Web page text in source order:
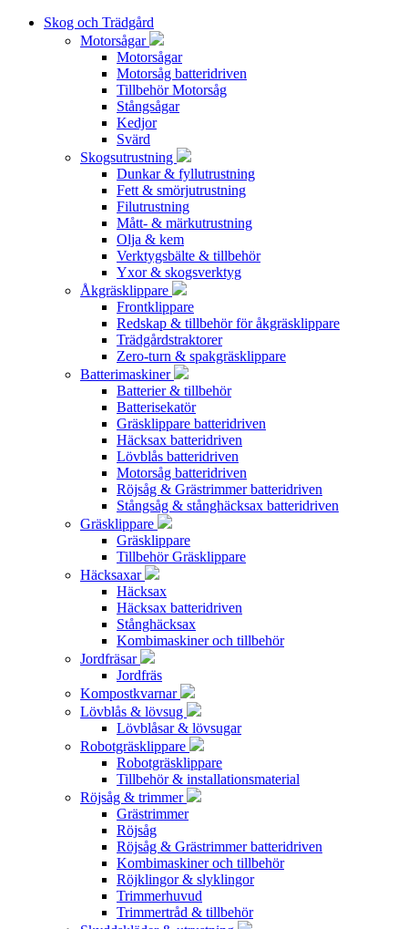
Skog och Trädgård
Motorsågar
Motorsågar
Motorsåg batteridriven
Tillbehör Motorsåg
Stångsågar
Kedjor
Svärd
Skogsutrustning
Dunkar & fyllutrustning
Fett & smörjutrustning
Filutrustning
Mått- & märkutrustning
Olja & kem
Verktygsbälte & tillbehör
Yxor & skogsverktyg
Åkgräsklippare
Frontklippare
Redskap & tillbehör för åkgräsklippare
Trädgårdstraktorer
Zero-turn & spakgräsklippare
Batterimaskiner
Batterier & tillbehör
Batterisekatör
Gräsklippare batteridriven
Häcksax batteridriven
Lövblås batteridriven
Motorsåg batteridriven
Röjsåg & Grästrimmer batteridriven
Stångsåg & stånghäcksax batteridriven
Gräsklippare
Gräsklippare
Tillbehör Gräsklippare
Häcksaxar
Häcksax
Häcksax batteridriven
Stånghäcksax
Kombimaskiner och tillbehör
Jordfräsar
Jordfräs
Kompostkvarnar
Lövblås & lövsug
Lövblåsar & lövsugar
Robotgräsklippare
Robotgräsklippare
Tillbehör & installationsmaterial
Röjsåg & trimmer
Grästrimmer
Röjsåg
Röjsåg & Grästrimmer batteridriven
Kombimaskiner och tillbehör
Röjklingor & slyklingor
Trimmerhuvud
Trimmertråd & tillbehör